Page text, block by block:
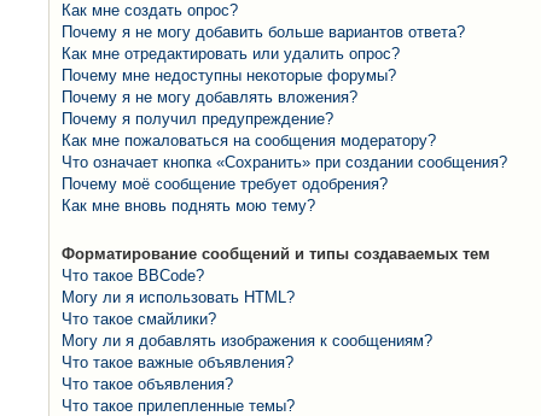
Как мне создать опрос?
Почему я не могу добавить больше вариантов ответа?
Как мне отредактировать или удалить опрос?
Почему мне недоступны некоторые форумы?
Почему я не могу добавлять вложения?
Почему я получил предупреждение?
Как мне пожаловаться на сообщения модератору?
Что означает кнопка «Сохранить» при создании сообщения?
Почему моё сообщение требует одобрения?
Как мне вновь поднять мою тему?
Форматирование сообщений и типы создаваемых тем
Что такое BBCode?
Могу ли я использовать HTML?
Что такое смайлики?
Могу ли я добавлять изображения к сообщениям?
Что такое важные объявления?
Что такое объявления?
Что такое прилепленные темы?